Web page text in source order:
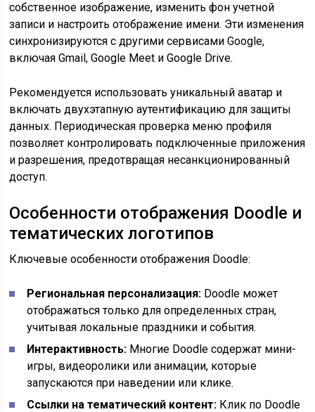
собственное изображение, изменить фон учетной
записи и настроить отображение имени. Эти изменения
синхронизируются с другими сервисами Google,
включая Gmail, Google Meet и Google Drive.
Рекомендуется использовать уникальный аватар и
включать двухэтапную аутентификацию для защиты
данных. Периодическая проверка меню профиля
позволяет контролировать подключенные приложения
и разрешения, предотвращая несанкционированный
доступ.
Особенности отображения Doodle и
тематических логотипов
Ключевые особенности отображения Doodle:
Региональная персонализация: Doodle может
отображаться только для определенных стран,
учитывая локальные праздники и события.
Интерактивность: Многие Doodle содержат мини-
игры, видеоролики или анимации, которые
запускаются при наведении или клике.
Ссылки на тематический контент: Клик по Doodle